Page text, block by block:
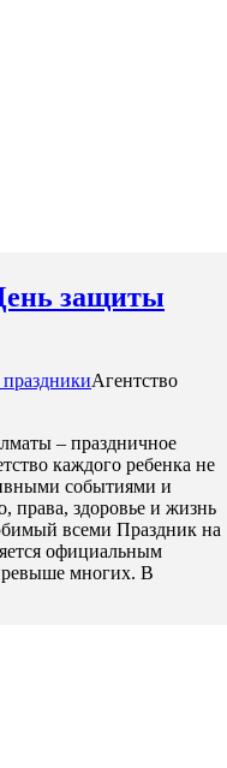
защиты
Агентство
– праздничное
каждого ребенка не
событиями и
права, здоровье и жизнь
всеми Праздник на
официальным
многих. В